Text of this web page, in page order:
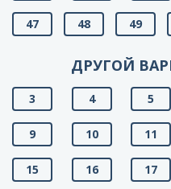
47 48 49
ДРУГОЙ
3 4 5
9 10 11
15 16 17